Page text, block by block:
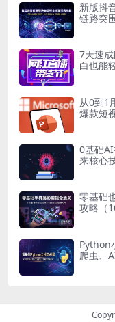
新版抖
链路突
7天速
白也能
从0到1
爆款短
0基础
来核心
零基础
攻略（
Python
爬虫、